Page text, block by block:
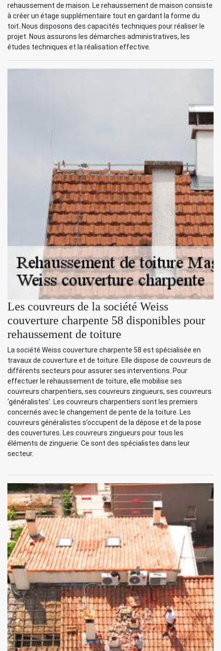
rehaussement de maison. Le rehaussement de maison consiste
à créer un étage supplémentaire tout en gardant la forme du
toit. Nous disposons des capacités techniques pour réaliser le
projet. Nous assurons les démarches administratives, les
études techniques et la réalisation effective.
Les couvreurs de la société Weiss
couverture charpente 58 disponibles pour
rehaussement de toiture
La société Weiss couverture charpente 58 est spécialisée en
travaux de couverture et de toiture. Elle dispose de couvreurs de
différents secteurs pour assurer ses interventions. Pour
effectuer le rehaussement de toiture, elle mobilise ses
couvreurs charpentiers, ses couvreurs zingueurs, ses couvreurs
‘généralistes’. Les couvreurs charpentiers sont les premiers
concernés avec le changement de pente de la toiture. Les
couvreurs généralistes s’occupent de la dépose et de la pose
des couvertures. Les couvreurs zingueurs pour tous les
éléments de zinguerie. Ce sont des spécialistes dans leur
secteur.